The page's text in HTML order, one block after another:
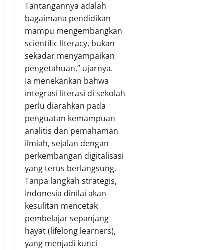
Tantangannya adalah
bagaimana pendidikan
mampu mengembangkan
scientific literacy, bukan
sekadar menyampaikan
pengetahuan,” ujarnya.
Ia menekankan bahwa
integrasi literasi di sekolah
perlu diarahkan pada
penguatan kemampuan
analitis dan pemahaman
ilmiah, sejalan dengan
perkembangan digitalisasi
yang terus berlangsung.
Tanpa langkah strategis,
Indonesia dinilai akan
kesulitan mencetak
pembelajar sepanjang
hayat (lifelong learners),
yang menjadi kunci